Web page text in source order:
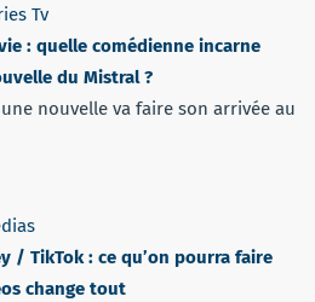
Tv
: quelle comédienne incarne
du Mistral ?
nouvelle va faire son arrivée au
/ TikTok : ce qu’on pourra faire
change tout